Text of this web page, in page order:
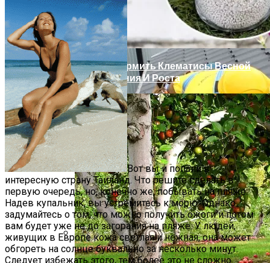
Остров Лейте (Филиппины) Описание
Курорта
Плюсы И Минусы Мягкой Кровли
Обслуживание Кровли: Периодичность
Чем Подкормить Клематисы Весной
Для Цветения И Роста
Вот вы и попали в
интересную страну Таиланд. Что решите сделать в
первую очередь, но, конечно же, побывать на пляже.
Надев купальник, вы устремитесь к морю. Однако
задумайтесь о том, что можно получить ожоги и потом
вам будет уже не до загорания на пляже. У людей,
живущих в Европе кожа светлая и нежная, она может
обгореть на солнце буквально за несколько минут.
Следует избежать этого, тем более это не сложно.